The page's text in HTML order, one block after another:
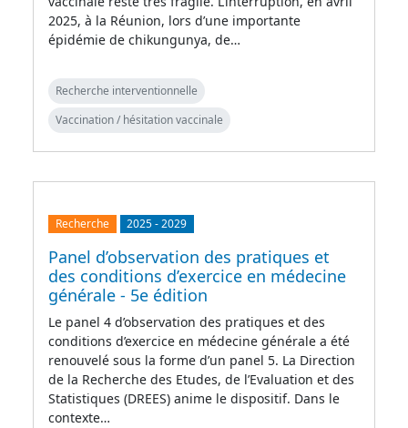
2025, à la Réunion, lors d’une importante
épidémie de chikungunya, de…
Recherche interventionnelle
Vaccination / hésitation vaccinale
Recherche 2025-2029
Panel d’observation des pratiques et
des conditions d’exercice en médecine
générale - 5e édition
Le panel 4 d’observation des pratiques et des
conditions d’exercice en médecine générale a été
renouvelé sous la forme d’un panel 5. La Direction
de la Recherche des Etudes, de l’Evaluation et des
Statistiques (DREES) anime le dispositif. Dans le
contexte…